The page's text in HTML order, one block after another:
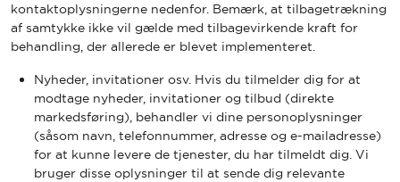
kontaktoplysningerne nedenfor. Bemærk, at tilbagetrækning
af samtykke ikke vil gælde med tilbagevirkende kraft for
behandling, der allerede er blevet implementeret.
Nyheder, invitationer osv. Hvis du tilmelder dig for at
modtage nyheder, invitationer og tilbud (direkte
markedsføring), behandler vi dine personoplysninger
(såsom navn, telefonnummer, adresse og e-mailadresse)
for at kunne levere de tjenester, du har tilmeldt dig. Vi
bruger disse oplysninger til at sende dig relevante